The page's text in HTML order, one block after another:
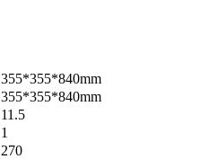
355*355*840mm
355*355*840mm
11.5
1
270